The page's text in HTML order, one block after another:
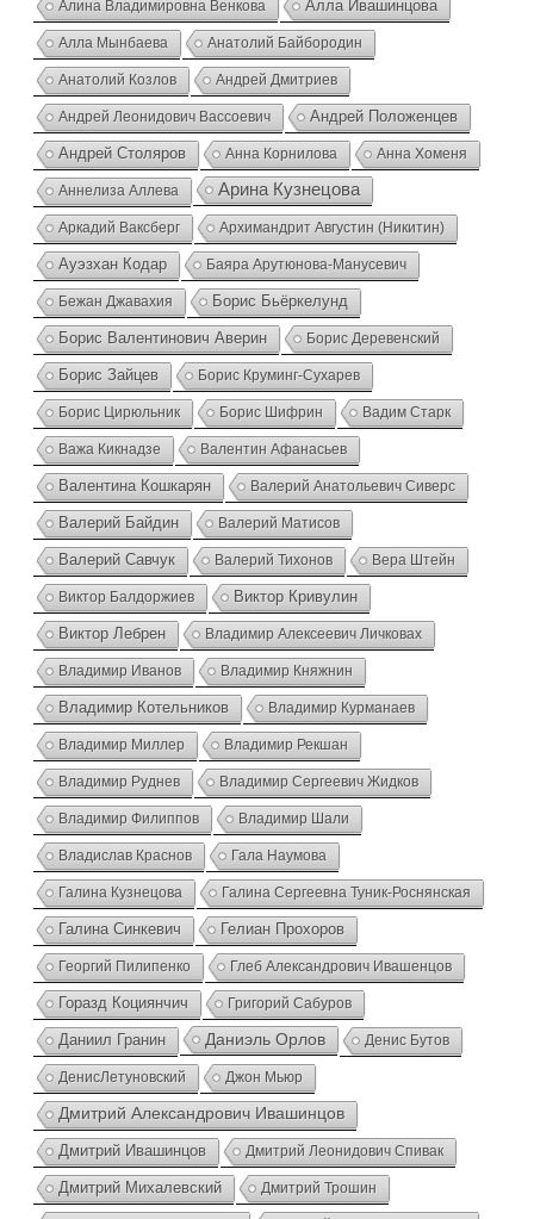
Алина Владимировна Венкова Алла Ивашинцова
Алла Мынбаева Анатолий Байбородин
Анатолий Козлов Андрей Дмитриев
Андрей Леонидович Вассоевич Андрей Положенцев
Андрей Столяров Анна Корнилова Анна Хоменя
Аннелиза Аллева Арина Кузнецова
Аркадий Ваксберг Архимандрит Августин (Никитин)
Ауэзхан Кодар Баяра Арутюнова-Манусевич
Бежан Джавахия Борис Бьёркелунд
Борис Валентинович Аверин Борис Деревенский
Борис Зайцев Борис Круминг-Сухарев
Борис Цирюльник Борис Шифрин Вадим Старк
Важа Кикнадзе Валентин Афанасьев
Валентина Кошкарян Валерий Анатольевич Сиверс
Валерий Байдин Валерий Матисов
Валерий Савчук Валерий Тихонов Вера Штейн
Виктор Балдоржиев Виктор Кривулин
Виктор Лебрен Владимир Алексеевич Личковах
Владимир Иванов Владимир Княжнин
Владимир Котельников Владимир Курманаев
Владимир Миллер Владимир Рекшан
Владимир Руднев Владимир Сергеевич Жидков
Владимир Филиппов Владимир Шали
Владислав Краснов Гала Наумова
Галина Кузнецова Галина Сергеевна Туник-Роснянская
Галина Синкевич Гелиан Прохоров
Георгий Пилипенко Глеб Александрович Ивашенцов
Горазд Коциянчич Григорий Сабуров
Даниил Гранин Даниэль Орлов Денис Бутов
ДенисЛетуновский Джон Мьюр
Дмитрий Александрович Ивашинцов
Дмитрий Ивашинцов Дмитрий Леонидович Спивак
Дмитрий Михалевский Дмитрий Трошин